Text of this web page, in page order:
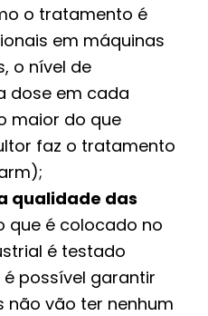
o tratamento é
em máquinas
o nível de
dose em cada
maior do que
faz o tratamento
qualidade das
que é colocado no
é testado
possível garantir
não vão ter nenhum